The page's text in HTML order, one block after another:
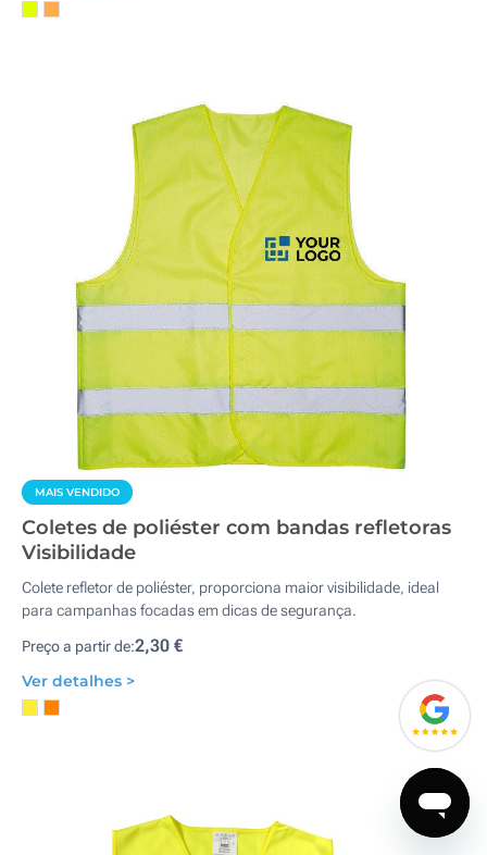
MAIS VENDIDO
Coletes de poliéster com bandas refletoras
Visibilidade
Colete refletor de poliéster, proporciona maior visibilidade, ideal
para campanhas focadas em dicas de segurança.
Preço a partir de:2,30 €
Ver detalhes >